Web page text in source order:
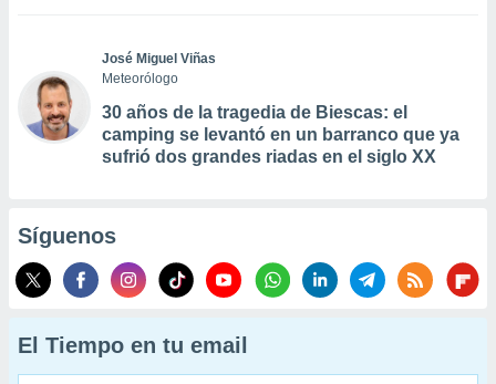
José Miguel Viñas
Meteorólogo
30 años de la tragedia de Biescas: el
camping se levantó en un barranco que ya
sufrió dos grandes riadas en el siglo XX
Síguenos
El Tiempo en tu email